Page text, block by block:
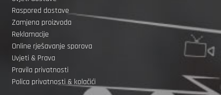
Raspored dostave
Zamjena proizvoda
Reklamacije
Online rješavanje sporova
Uvjeti & Prava
Pravila privatnosti
Polica privatnosti & kolačići